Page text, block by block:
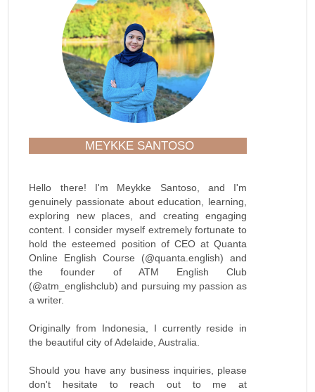
MEYKKE SANTOSO
Hello there! I'm Meykke Santoso, and I'm
genuinely passionate about education, learning,
exploring new places, and creating engaging
content. I consider myself extremely fortunate to
hold the esteemed position of CEO at Quanta
Online English Course (@quanta.english) and
the founder of ATM English Club
(@atm_englishclub) and pursuing my passion as
a writer.
Originally from Indonesia, I currently reside in
the beautiful city of Adelaide, Australia.
Should you have any business inquiries, please
don't hesitate to reach out to me at